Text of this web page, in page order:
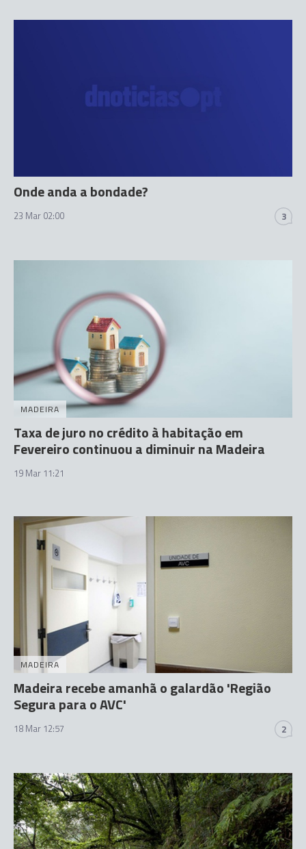
Onde anda a bondade?
23 Mar 02:00 3
MADEIRA
Taxa de juro no crédito à habitação em
Fevereiro continuou a diminuir na Madeira
19 Mar 11:21
MADEIRA
Madeira recebe amanhã o galardão 'Região
Segura para o AVC'
18 Mar 12:57 2